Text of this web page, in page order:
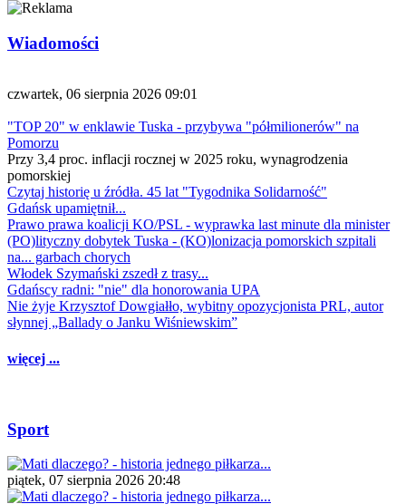
Wiadomości
czwartek, 06 sierpnia 2026 09:01
"TOP 20" w enklawie Tuska - przybywa "półmilionerów" na
Pomorzu
Przy 3,4 proc. inflacji rocznej w 2025 roku, wynagrodzenia
pomorskiej
Czytaj historię u źródła. 45 lat "Tygodnika Solidarność"
Gdańsk upamiętnił...
Prawo prawa koalicji KO/PSL - wyprawka last minute dla minister
(PO)lityczny dobytek Tuska - (KO)lonizacja pomorskich szpitali
na... garbach chorych
Włodek Szymański zszedł z trasy...
Gdańscy radni: "nie" dla honorowania UPA
Nie żyje Krzysztof Dowgiałło, wybitny opozycjonista PRL, autor
słynnej „Ballady o Janku Wiśniewskim”
więcej ...
Sport
piątek, 07 sierpnia 2026 20:48